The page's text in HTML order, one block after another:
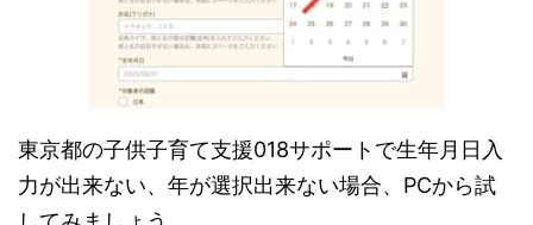
東京都の子供子育て支援018サポートで生年月日入
力が出来ない、年が選択出来ない場合、PCから試